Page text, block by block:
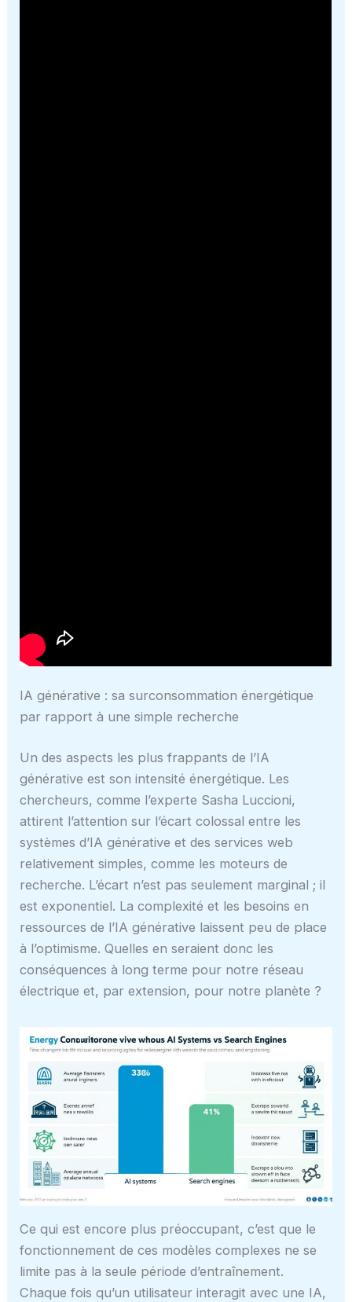
IA générative : sa surconsommation énergétique
par rapport à une simple recherche
Un des aspects les plus frappants de l’IA
générative est son intensité énergétique. Les
chercheurs, comme l’experte Sasha Luccioni,
attirent l’attention sur l’écart colossal entre les
systèmes d’IA générative et des services web
relativement simples, comme les moteurs de
recherche. L’écart n’est pas seulement marginal ; il
est exponentiel. La complexité et les besoins en
ressources de l’IA générative laissent peu de place
à l’optimisme. Quelles en seraient donc les
conséquences à long terme pour notre réseau
électrique et, par extension, pour notre planète ?
Ce qui est encore plus préoccupant, c’est que le
fonctionnement de ces modèles complexes ne se
limite pas à la seule période d’entraînement.
Chaque fois qu’un utilisateur interagit avec une IA,